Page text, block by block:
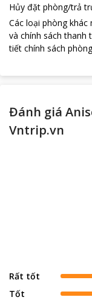
Hủy đặt phòng/trả
Các loại phòng
và chính sách thanh
tiết chính sách
Đánh giá
Vntrip.vn
Rất tốt
Tốt